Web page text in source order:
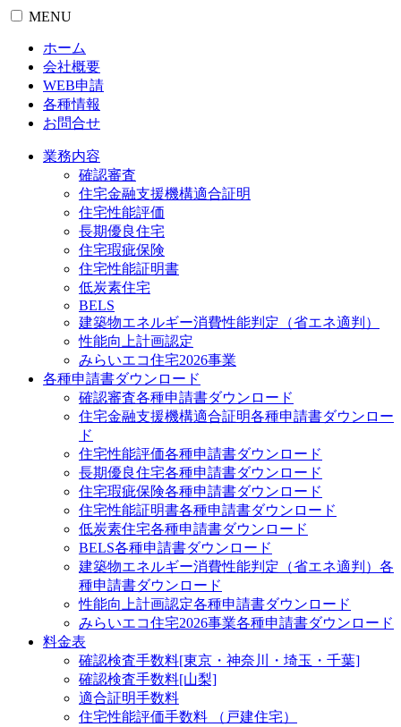
MENU
ホーム
会社概要
WEB申請
各種情報
お問合せ
業務内容
確認審査
住宅金融支援機構適合証明
住宅性能評価
長期優良住宅
住宅瑕疵保険
住宅性能証明書
低炭素住宅
BELS
建築物エネルギー消費性能判定（省エネ適判）
性能向上計画認定
みらいエコ住宅2026事業
各種申請書ダウンロード
確認審査各種申請書ダウンロード
住宅金融支援機構適合証明各種申請書ダウンロー
ド
住宅性能評価各種申請書ダウンロード
長期優良住宅各種申請書ダウンロード
住宅瑕疵保険各種申請書ダウンロード
住宅性能証明書各種申請書ダウンロード
低炭素住宅各種申請書ダウンロード
BELS各種申請書ダウンロード
建築物エネルギー消費性能判定（省エネ適判） 各
種申請書ダウンロード
性能向上計画認定各種申請書ダウンロード
みらいエコ住宅2026事業各種申請書ダウンロード
料金表
確認検査手数料[東京・神奈川・埼玉・千葉]
確認検査手数料[山梨]
適合証明手数料
住宅性能評価手数料 （戸建住宅）